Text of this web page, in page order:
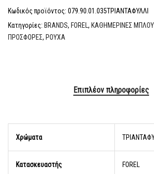
Κωδικός προϊόντος: 079.90.01.035ΤΡΙΑΝΤΑΦΥΛΛΙ
Κατηγορίες: BRANDS, FOREL , ΚΑΘΗΜΕΡΙΝΕΣ
ΠΡΟΣΦΟΡΕΣ, ΡΟΥΧΑ
Επιπλέον πληροφορίες
Χρώματα
Κατασκευαστής FOREL